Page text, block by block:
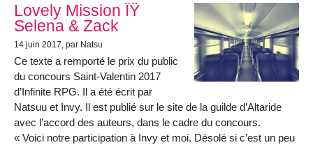
Lovely Mission ÏŸ
Selena & Zack
14 juin 2017, par Natsu
Ce texte a remporté le prix du public
du concours Saint-Valentin 2017
d’Infinite RPG. Il a été écrit par
Natsuu et Invy. Il est publié sur le site de la guilde d’Altaride
avec l’accord des auteurs, dans le cadre du concours.
« Voici notre participation à Invy et moi. Désolé si c’est un peu